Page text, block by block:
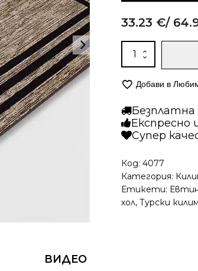
33.23 €/
количество
за
килим
Олимп
2412
Бежов
Добави в
Безплатна
Експресно
Супер
Код: 4077
Категория:
Етикети:
хол, Турски
ВИДЕО